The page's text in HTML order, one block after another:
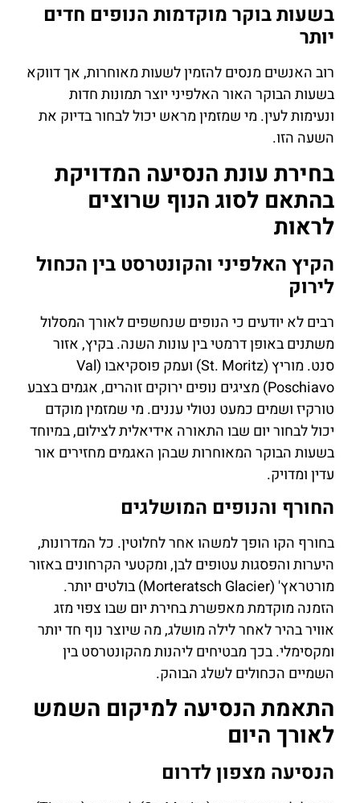
בשעות בוקר מוקדמות הנופים חדים
יותר
רוב האנשים מנסים להזמין לשעות מאוחרות, אך דווקא
בשעות הבוקר האור האלפיני יוצר תמונות חדות
ונעימות לעין. מי שמזמין מראש יכול לבחור בדיוק את
השעה הזו.
בחירת עונת הנסיעה המדויקת
בהתאם לסוג הנוף שרוצים
לראות
הקיץ האלפיני והקונטרסט בין הכחול
לירוק
רבים לא יודעים כי הנופים שנחשפים לאורך המסלול
משתנים באופן דרמטי בין עונות השנה. בקיץ, אזור
סנט. מוריץ (St. Moritz) ועמק פוסקיאבו (Val
Poschiavo) מציגים נופים ירוקים זוהרים, אגמים בצבע
טורקיז ושמים כמעט נטולי עננים. מי שמזמין מוקדם
יכול לבחור יום שבו התאורה אידיאלית לצילום, במיוחד
בשעות הבוקר המאוחרות שבהן האגמים מחזירים אור
עדין ומדויק.
החורף והנופים המושלגים
בחורף הקו הופך למשהו אחר לחלוטין. כל המדרונות,
היערות והפסגות עטופים לבן, ומקטעי הקרחונים באזור
מורטראץ' (Morteratsch Glacier) בולטים יותר.
הזמנה מוקדמת מאפשרת בחירת יום שבו צפוי מזג
אוויר בהיר לאחר לילה מושלג, מה שיוצר נוף חד יותר
ומקסימלי. בכך מבטיחים ליהנות מהקונטרסט בין
השמיים הכחולים לשלג הבוהק.
התאמת הנסיעה למיקום השמש
לאורך היום
הנסיעה מצפון לדרום